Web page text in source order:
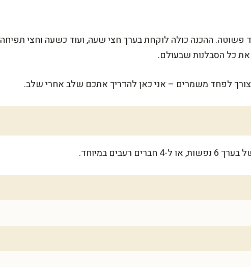
ההכנה כולה לוקחת בערך חצי שעה, ועוד כשעה וחצי תפיחה
את כל הסבלנות שבעולם.
לפחד משמרים – אני כאן להדריך אתכם שלב אחרי שלב.
במיוחד.